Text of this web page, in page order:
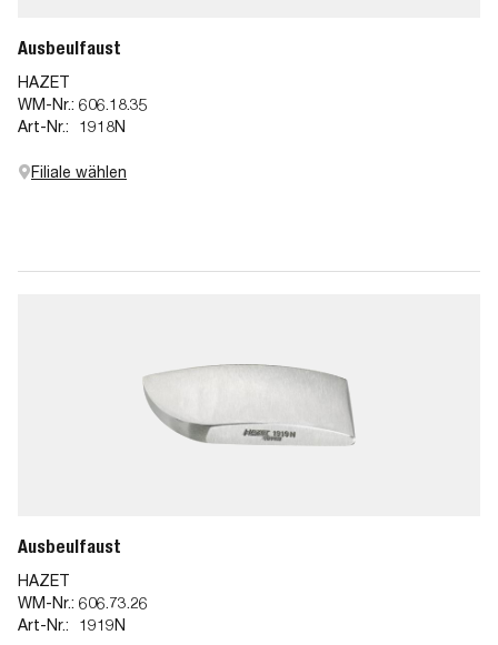
Ausbeulfaust
HAZET
WM-Nr.: 606.18.35
Art-Nr.:
1918N
Filiale wählen
Ausbeulfaust
HAZET
WM-Nr.: 606.73.26
Art-Nr.:
1919N